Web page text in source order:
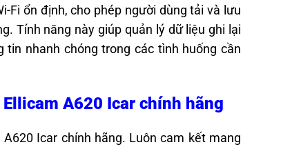
Fi ổn định, cho phép người dùng tải và lưu
Tính năng này giúp quản lý dữ liệu ghi lại
nhanh chóng trong các tình huống cần
A620 Icar chính hãng
Icar chính hãng. Luôn cam kết mang